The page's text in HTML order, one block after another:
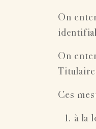
On
On
Ces
à la